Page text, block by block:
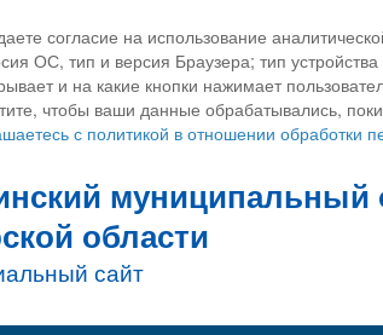
согласие на использование
ОС, тип и версия Браузера; тип
и на какие кнопки нажимает
чтобы ваши данные обрабатывались,
с политикой в отношении обработки